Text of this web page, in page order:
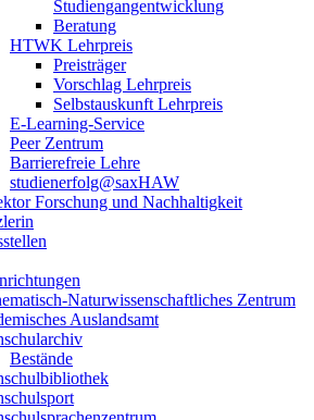
Studiengangentwicklung
Beratung
HTWK Lehrpreis
Preisträger
Vorschlag Lehrpreis
Selbstauskunft Lehrpreis
E-Learning-Service
Peer Zentrum
Barrierefreie Lehre
studienerfolg@saxHAW
Forschung und Nachhaltigkeit
Naturwissenschaftliches Zentrum
Auslandsamt
Bestände